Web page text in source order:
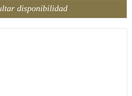
disponibilidad